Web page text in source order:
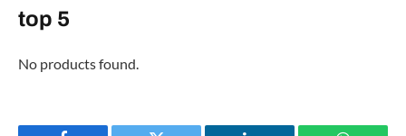
top 5
No products found.